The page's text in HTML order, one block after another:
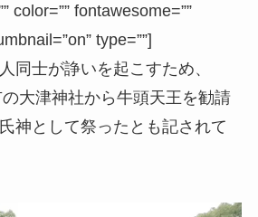
color=”” fontawesome=””
type=””]
同士が諍いを起こすため、
大津神社から牛頭天王を勧請
神として祭ったとも記されて